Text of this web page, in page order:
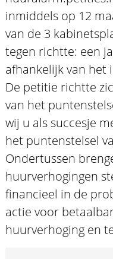
inmiddels op 12
van de 3
tegen richtte: een
afhankelijk van het
De petitie richtte
van het
wij u als succesje
het puntenstelsel
Ondertussen
huurverhogingen
financieel in de
actie voor
huurverhoging en